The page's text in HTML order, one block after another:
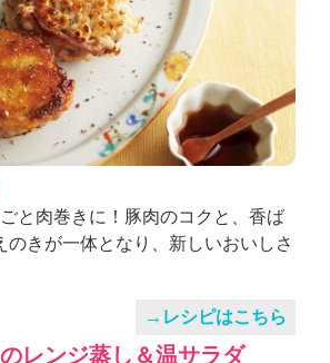
と肉巻きに！豚肉のコクと、香ば
のきが一体となり、新しいおいしさ
→レシピはこちら
レンジ蒸し＆温サラダ